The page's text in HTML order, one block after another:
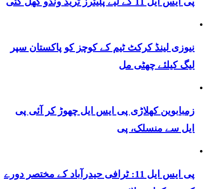
نیوزی لینڈ کرکٹ ٹیم کے کوچز کو پاکستان سپر
لیگ کیلئے چھٹی مل
زمبابوین کھلاڑی پی ایس ایل چھوڑ کر آئی پی
ایل سے منسلک، پی
پی ایس ایل 11: ٹرافی حیدرآباد کے مختصر دورے